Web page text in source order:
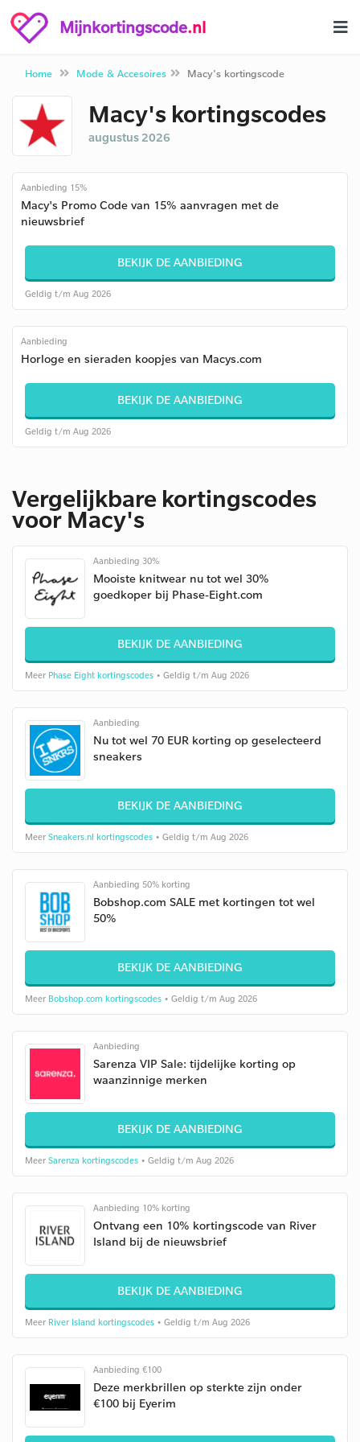
Mijnkortingscode.nl
Home Mode & Accesoires Macy's kortingscode
Macy's kortingscodes
augustus 2026
Aanbieding 15%
Macy's Promo Code van 15% aanvragen met de
nieuwsbrief
BEKIJK DE AANBIEDING
Geldig t/m Aug 2026
Aanbieding
Horloge en sieraden koopjes van Macys.com
BEKIJK DE AANBIEDING
Geldig t/m Aug 2026
Vergelijkbare kortingscodes
voor Macy's
Aanbieding 30%
Mooiste knitwear nu tot wel 30%
goedkoper bij Phase-Eight.com
BEKIJK DE AANBIEDING
Meer Phase Eight kortingscodes • Geldig t/m Aug 2026
Aanbieding
Nu tot wel 70 EUR korting op geselecteerd
sneakers
BEKIJK DE AANBIEDING
Meer Sneakers.nl kortingscodes • Geldig t/m Aug 2026
Aanbieding 50% korting
Bobshop.com SALE met kortingen tot wel
50%
BEKIJK DE AANBIEDING
Meer Bobshop.com kortingscodes • Geldig t/m Aug 2026
Aanbieding
Sarenza VIP Sale: tijdelijke korting op
waanzinnige merken
BEKIJK DE AANBIEDING
Meer Sarenza kortingscodes • Geldig t/m Aug 2026
Aanbieding 10% korting
Ontvang een 10% kortingscode van River
Island bij de nieuwsbrief
BEKIJK DE AANBIEDING
Meer River Island kortingscodes • Geldig t/m Aug 2026
Aanbieding €100
Deze merkbrillen op sterkte zijn onder
€100 bij Eyerim